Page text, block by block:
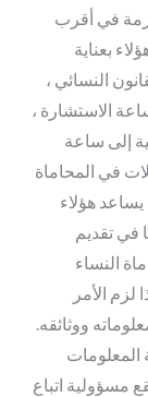
في أقرب
بعناية
النسائي ،
الاستشارة ،
إلى ساعة
في المحاماة
هؤلاء
في تقديم
النساء
الأمر
ووثائقه.
المعلومات
مسؤولية اتباع